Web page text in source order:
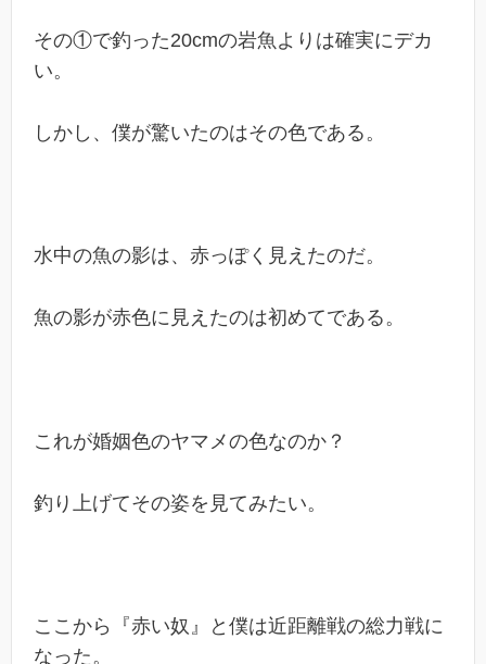
その①で釣った20cmの岩魚よりは確実にデカ
い。
しかし、僕が驚いたのはその色である。
水中の魚の影は、赤っぽく見えたのだ。
魚の影が赤色に見えたのは初めてである。
これが婚姻色のヤマメの色なのか？
釣り上げてその姿を見てみたい。
ここから『赤い奴』と僕は近距離戦の総力戦に
なった。